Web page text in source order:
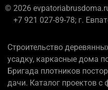
© 2026
+7 921 027-89-78; г.
Строительство
усадку, каркасные дома
Бригада плотников
дачи. Каталог проектов с